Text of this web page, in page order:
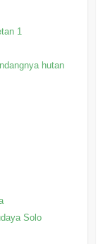
1
hutan
Solo